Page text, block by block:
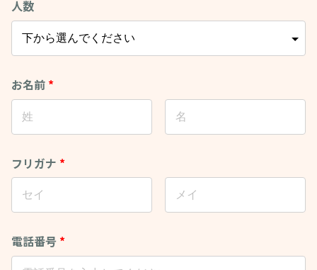
人数
お名前 *
フリガナ *
電話番号 *